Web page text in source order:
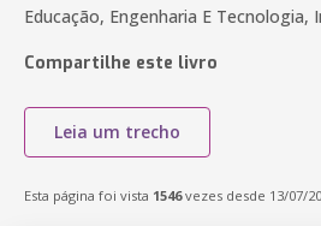
Educação, Engenharia E Tecnologia,
Compartilhe este livro
Leia um trecho
Esta página foi vista 1546vezes desde 13/07/